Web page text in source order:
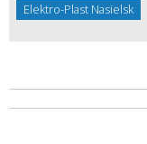
Elektro-Plast Nasielsk